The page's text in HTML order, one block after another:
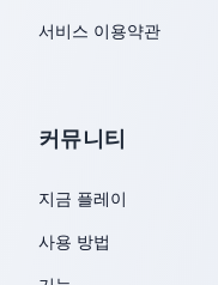
서비스 이용약관
커뮤니티
지금 플레이
사용 방법